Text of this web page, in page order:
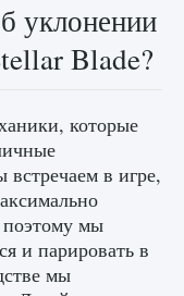
Valley
уклонении
Blade?
которые
в игре,
мы
и парировать в
мы